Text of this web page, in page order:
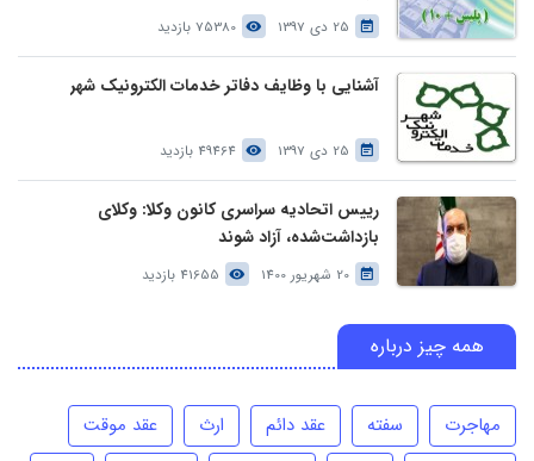
25 دی 1397 75380 بازدید
آشنایی با وظایف دفاتر خدمات الکترونیک شهر
25 دی 1397 49464 بازدید
رییس اتحادیه سراسری کانون وکلا: وکلای
بازداشت‌شده، آزاد شوند
20 شهریور 1400 41655 بازدید
همه چیز درباره
مهاجرت سفته عقد دائم ارث
عقد موقت